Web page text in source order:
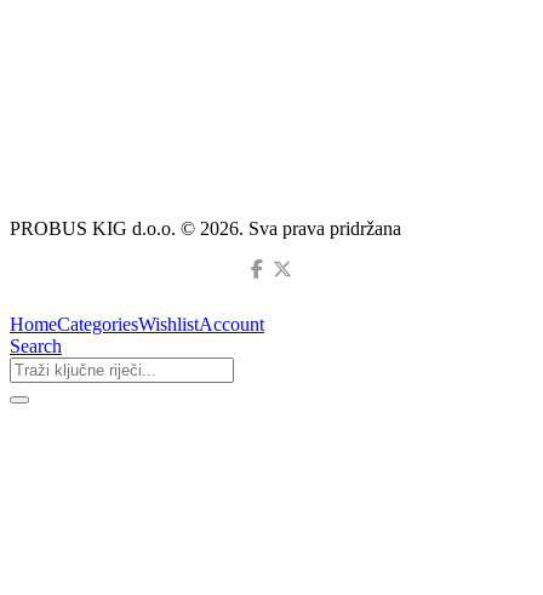
PROBUS KIG d.o.o. © 2026. Sva prava pridržana
HomeCategoriesWishlistAccount
Search